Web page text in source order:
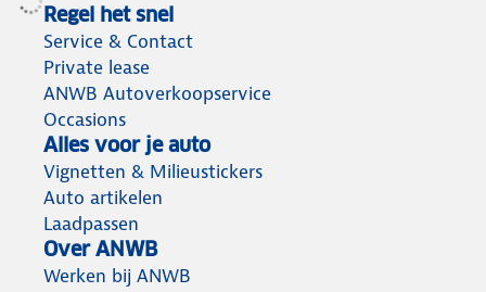
Regel het snel
Service & Contact
Private lease
ANWB Autoverkoopservice
Occasions
Alles voor je auto
Vignetten & Milieustickers
Auto artikelen
Laadpassen
Over ANWB
Werken bij ANWB